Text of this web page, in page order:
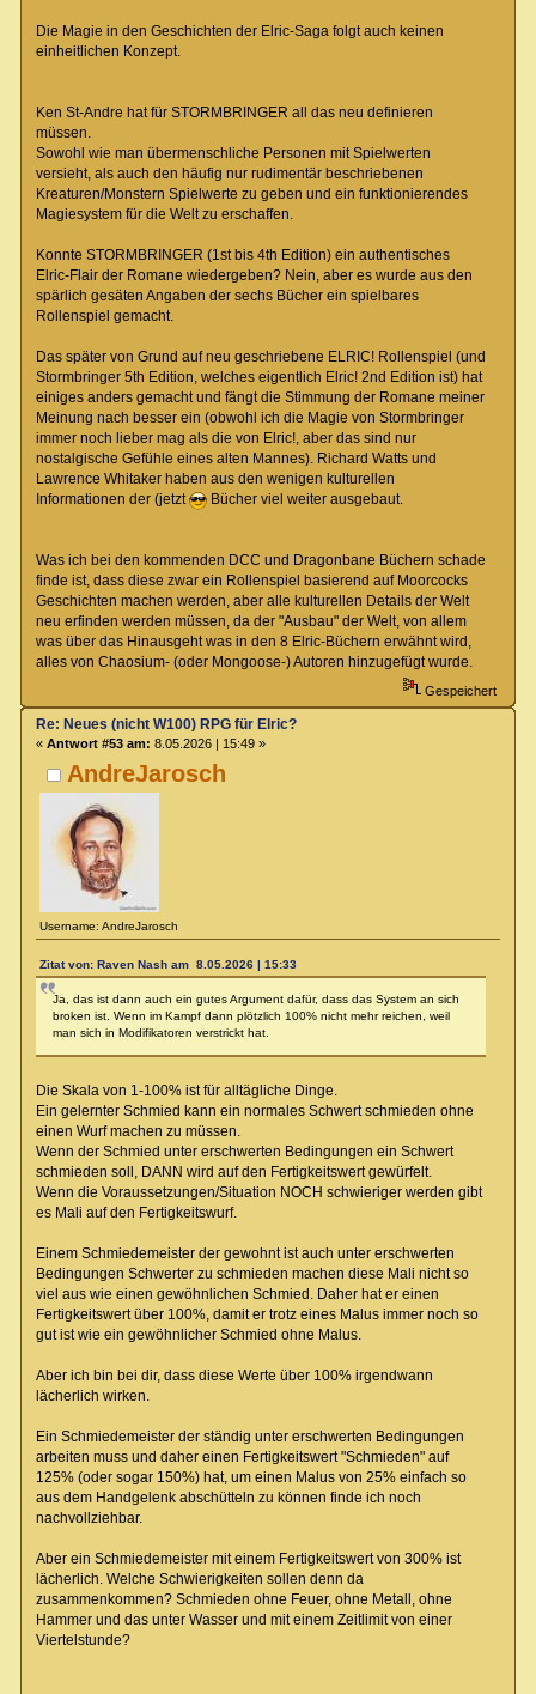
Die Magie in den Geschichten der Elric-Saga folgt auch keinen
einheitlichen Konzept.
Ken St-Andre hat für STORMBRINGER all das neu definieren
müssen.
Sowohl wie man übermenschliche Personen mit Spielwerten
versieht, als auch den häufig nur rudimentär beschriebenen
Kreaturen/Monstern Spielwerte zu geben und ein funktionierendes
Magiesystem für die Welt zu erschaffen.
Konnte STORMBRINGER (1st bis 4th Edition) ein authentisches
Elric-Flair der Romane wiedergeben? Nein, aber es wurde aus den
spärlich gesäten Angaben der sechs Bücher ein spielbares
Rollenspiel gemacht.
Das später von Grund auf neu geschriebene ELRIC! Rollenspiel (und
Stormbringer 5th Edition, welches eigentlich Elric! 2nd Edition ist) hat
einiges anders gemacht und fängt die Stimmung der Romane meiner
Meinung nach besser ein (obwohl ich die Magie von Stormbringer
immer noch lieber mag als die von Elric!, aber das sind nur
nostalgische Gefühle eines alten Mannes). Richard Watts und
Lawrence Whitaker haben aus den wenigen kulturellen
Informationen der (jetzt
Bücher viel weiter ausgebaut.
Was ich bei den kommenden DCC und Dragonbane Büchern schade
finde ist, dass diese zwar ein Rollenspiel basierend auf Moorcocks
Geschichten machen werden, aber alle kulturellen Details der Welt
neu erfinden werden müssen, da der "Ausbau" der Welt, von allem
was über das Hinausgeht was in den 8 Elric-Büchern erwähnt wird,
alles von Chaosium- (oder Mongoose-) Autoren hinzugefügt wurde.
Gespeichert
AndreJarosch
Username: AndreJarosch
Re: Neues (nicht W100) RPG für Elric?
« Antwort #53 am: 8.05.2026 | 15:49 »
Zitat von: Raven Nash am 8.05.2026 | 15:33
Ja, das ist dann auch ein gutes Argument dafür, dass das System an sich
broken ist. Wenn im Kampf dann plötzlich 100% nicht mehr reichen, weil
man sich in Modifikatoren verstrickt hat.
Die Skala von 1-100% ist für alltägliche Dinge.
Ein gelernter Schmied kann ein normales Schwert schmieden ohne
einen Wurf machen zu müssen.
Wenn der Schmied unter erschwerten Bedingungen ein Schwert
schmieden soll, DANN wird auf den Fertigkeitswert gewürfelt.
Wenn die Voraussetzungen/Situation NOCH schwieriger werden gibt
es Mali auf den Fertigkeitswurf.
Einem Schmiedemeister der gewohnt ist auch unter erschwerten
Bedingungen Schwerter zu schmieden machen diese Mali nicht so
viel aus wie einen gewöhnlichen Schmied. Daher hat er einen
Fertigkeitswert über 100%, damit er trotz eines Malus immer noch so
gut ist wie ein gewöhnlicher Schmied ohne Malus.
Aber ich bin bei dir, dass diese Werte über 100% irgendwann
lächerlich wirken.
Ein Schmiedemeister der ständig unter erschwerten Bedingungen
arbeiten muss und daher einen Fertigkeitswert "Schmieden" auf
125% (oder sogar 150%) hat, um einen Malus von 25% einfach so
aus dem Handgelenk abschütteln zu können finde ich noch
nachvollziehbar.
Aber ein Schmiedemeister mit einem Fertigkeitswert von 300% ist
lächerlich. Welche Schwierigkeiten sollen denn da
zusammenkommen? Schmieden ohne Feuer, ohne Metall, ohne
Hammer und das unter Wasser und mit einem Zeitlimit von einer
Viertelstunde?